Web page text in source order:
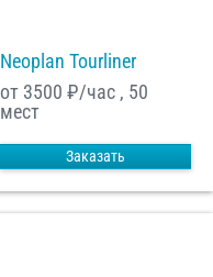
Neoplan Tourliner
от 3500 ₽/час , 50
мест
Заказать